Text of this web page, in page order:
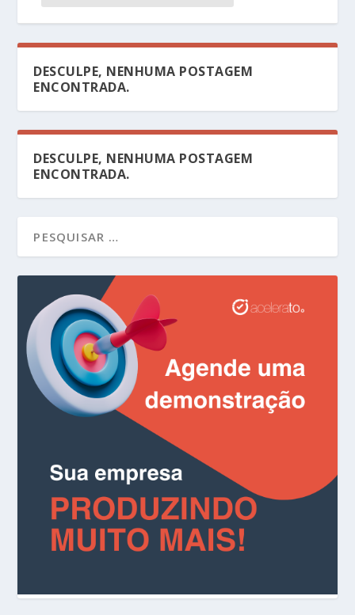
DESCULPE, NENHUMA POSTAGEM
ENCONTRADA.
DESCULPE, NENHUMA POSTAGEM
ENCONTRADA.